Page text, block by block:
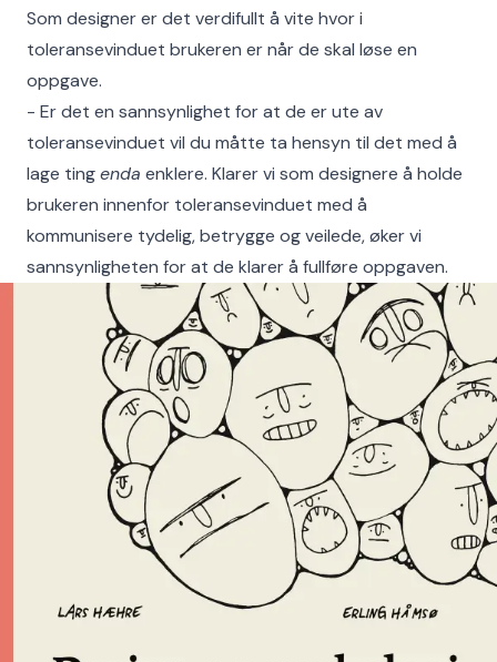
Som designer er det verdifullt å vite hvor i
toleransevinduet brukeren er når de skal løse en
oppgave.
- Er det en sannsynlighet for at de er ute av
toleransevinduet vil du måtte ta hensyn til det med å
lage tingenda enklere. Klarer vi som designere å holde
brukeren innenfor toleransevinduet med å
kommunisere tydelig, betrygge og veilede, øker vi
sannsynligheten for at de klarer å fullføre oppgaven.